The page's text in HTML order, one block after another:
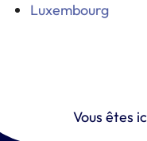
Luxembourg
Vous êtes